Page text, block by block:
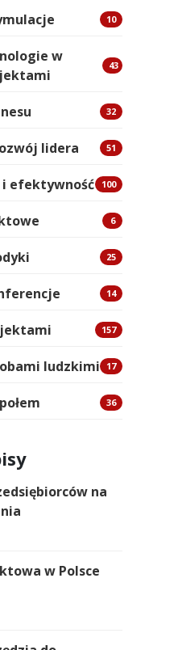
10
w
43
32
lidera 51
i efektywność 100
6
25
14
157
ludzkimi 17
36
na
w Polsce